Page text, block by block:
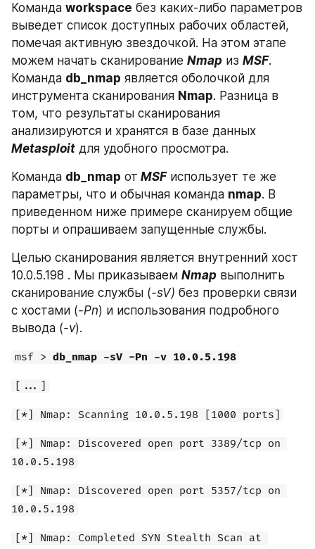
Команда workspace без каких-либо параметров
выведет список доступных рабочих областей,
помечая активную звездочкой. На этом этапе
можем начать сканирование Nmap из MSF.
Команда db_nmap является оболочкой для
инструмента сканирования Nmap. Разница в
том, что результаты сканирования
Metasploit для удобного просмотра.
Команда db_nmap от MSF использует те же
параметры, что и обычная команда nmap. В
приведенном ниже примере сканируем общие
порты и опрашиваем запущенные службы.
Целью сканирования является внутренний хост
10.0.5.198 . Мы приказываем Nmap выполнить
сканирование службы (-sV) без проверки связи
с хостами (-Pn) и использования подробного
вывода (-v).
msf > db_nmap -sV -Pn -v 10.0.5.198
[...]
[*] Nmap: Scanning 10.0.5.198 [1000 ports]
[*] Nmap: Discovered open port 3389/tcp on
10.0.5.198
[*] Nmap: Discovered open port 5357/tcp on
10.0.5.198
[*] Nmap: Completed SYN Stealth Scan at